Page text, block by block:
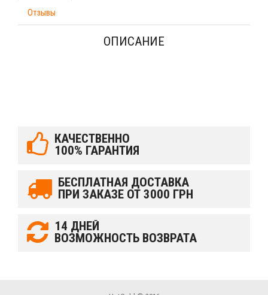
Отзывы
ОПИСАНИЕ
КАЧЕСТВЕННО
100% ГАРАНТИЯ
БЕСПЛАТНАЯ ДОСТАВКА
ПРИ ЗАКАЗЕ ОТ 3000 ГРН
14 ДНЕЙ
ВОЗМОЖНОСТЬ ВОЗВРАТА